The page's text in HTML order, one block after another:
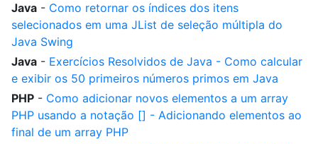
Java - Como retornar os índices dos itens
selecionados em uma JList de seleção múltipla do
Java Swing
Java - Exercícios Resolvidos de Java - Como calcular
e exibir os 50 primeiros números primos em Java
PHP - Como adicionar novos elementos a um array
PHP usando a notação [] - Adicionando elementos ao
final de um array PHP